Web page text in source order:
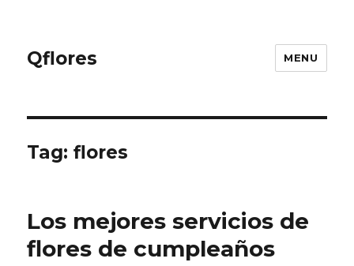
Qflores MENU
Tag: flores
Los mejores servicios de
flores de cumpleaños